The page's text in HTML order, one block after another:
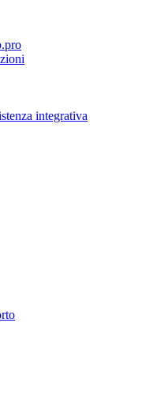
integrativa